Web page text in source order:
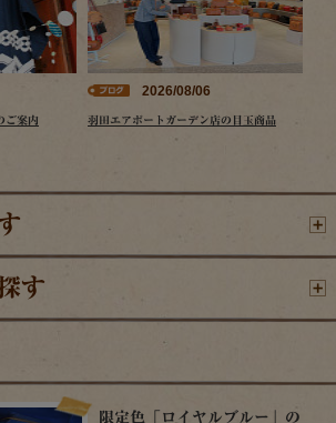
ご案内
2026/08/06
羽田エアポートガーデン店の目玉商品
す
限定色「ロイヤルブルー」の